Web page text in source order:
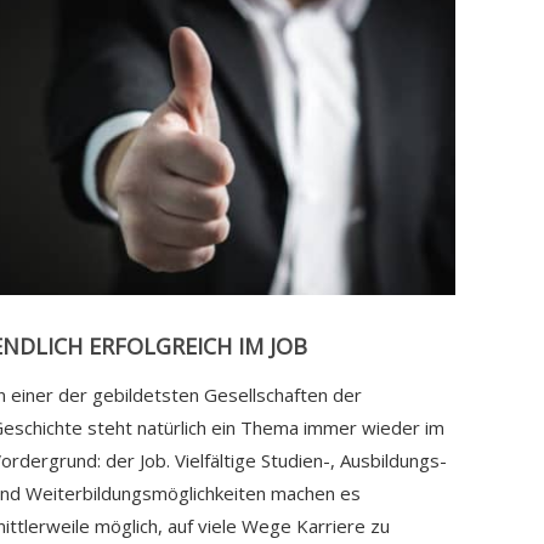
ERFOLGREICH IM JOB
einer der gebildetsten Gesellschaften der
steht natürlich ein Thema immer wieder im
der Job. Vielfältige Studien-, Ausbildungs-
Weiterbildungsmöglichkeiten machen es
möglich, auf viele Wege Karriere zu